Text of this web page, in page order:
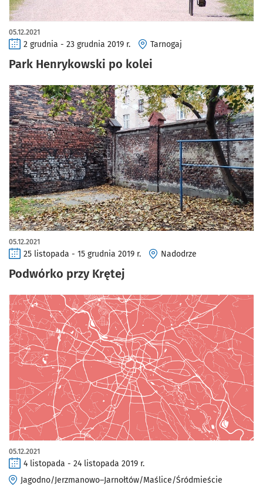
Park Henrykowski po kolei
05.12.2021
2 grudnia - 23 grudnia 2019 r. Tarnogaj
Podwórko przy Krętej
05.12.2021
25 listopada - 15 grudnia 2019 r. Nadodrze
05.12.2021
4 listopada - 24 listopada 2019 r.
Jagodno/Jerzmanowo–Jarnołtów/Maślice/Śródmieście